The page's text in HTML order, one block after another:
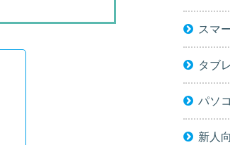
スマ
タブ
パソ
新人